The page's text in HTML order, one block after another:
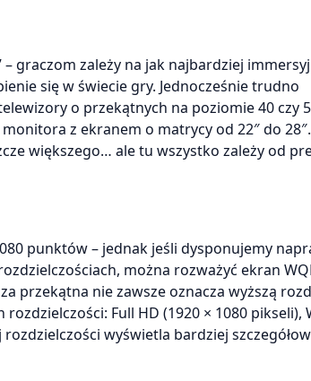
graczom zależy na jak najbardziej
się w świecie gry. Jednocześnie trudno
o przekątnych na poziomie 40 czy
z ekranem o matrycy od 22″ do 28″.
większego… ale tu wszystko zależy od
punktów – jednak jeśli dysponujemy
można rozważyć ekran
przekątna nie zawsze oznacza wyższą
Full HD (1920 × 1080 pikseli),
wyświetla bardziej